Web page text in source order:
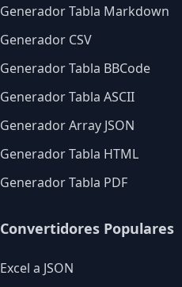
Generador Tabla Markdown
Generador CSV
Generador Tabla BBCode
Generador Tabla ASCII
Generador Array JSON
Generador Tabla HTML
Generador Tabla PDF
Convertidores Populares
Excel a JSON